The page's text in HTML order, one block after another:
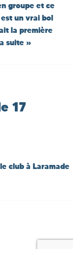
groupe et ce
un vrai bol
la première
suite »
17
club à Laramade